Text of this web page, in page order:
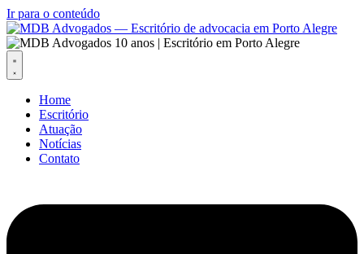
Ir para o conteúdo
Home
Escritório
Atuação
Notícias
Contato